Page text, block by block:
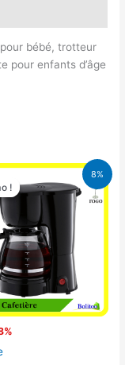
bébé, trotteur
pour enfants d’âge
8%
!!
Le
prix
initial
25.000 CFA.
Le
prix
actuel
est :
23.000 CFA.